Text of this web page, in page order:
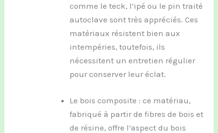
comme le teck, l’ipé ou le pin traité
autoclave sont très appréciés. Ces
matériaux résistent bien aux
intempéries, toutefois, ils
nécessitent un entretien régulier
pour conserver leur éclat.
Le bois composite : ce matériau,
fabriqué à partir de fibres de bois et
de résine, offre l’aspect du bois